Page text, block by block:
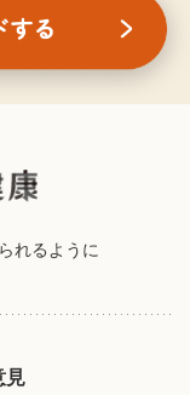
れるように
見